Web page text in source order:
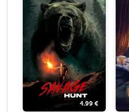
4.99 €